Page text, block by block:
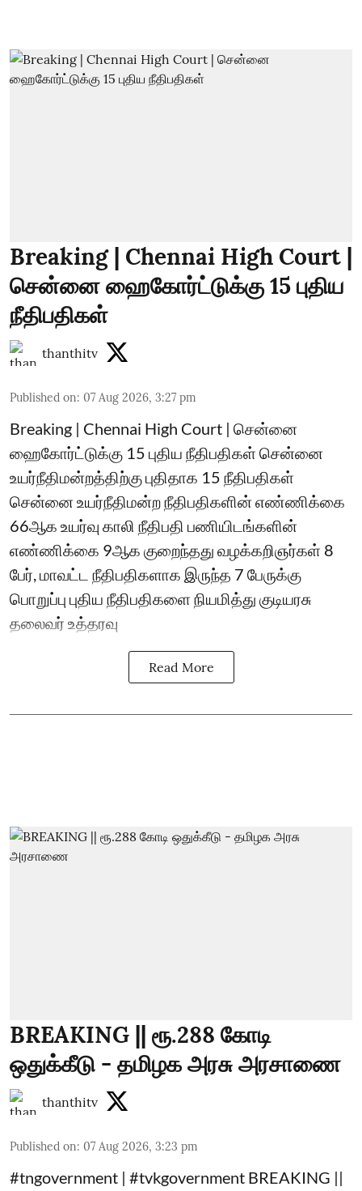
Breaking | Chennai High Court |
சென்னை ஹைகோர்ட்டுக்கு 15 புதிய
நீதிபதிகள்
thanthitv
Published on: 07 Aug 2026, 3:27 pm
Breaking | Chennai High Court | சென்னை
ஹைகோர்ட்டுக்கு 15 புதிய நீதிபதிகள் சென்னை
உயர்நீதிமன்றத்திற்கு புதிதாக 15 நீதிபதிகள்
சென்னை உயர்நீதிமன்ற நீதிபதிகளின் எண்ணிக்கை
66ஆக உயர்வு காலி நீதிபதி பணியிடங்களின்
எண்ணிக்கை 9ஆக குறைந்தது வழக்கறிஞர்கள் 8
பேர், மாவட்ட நீதிபதிகளாக இருந்த 7 பேருக்கு
பொறுப்பு புதிய நீதிபதிகளை நியமித்து குடியரசு
தலைவர் உத்தரவு
Read More
BREAKING || ரூ.288 கோடி
ஒதுக்கீடு - தமிழக அரசு அரசாணை
thanthitv
Published on: 07 Aug 2026, 3:23 pm
#tngovernment | #tvkgovernment BREAKING ||